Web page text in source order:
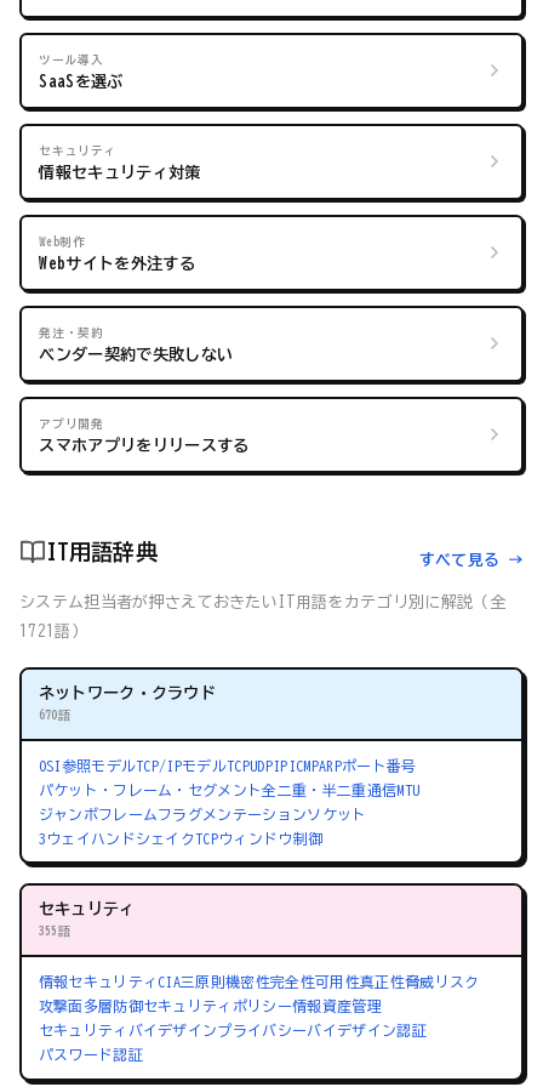
ツール導入
SaaSを選ぶ
セキュリティ
情報セキュリティ対策
Web制作
Webサイトを外注する
発注・契約
ベンダー契約で失敗しない
アプリ開発
スマホアプリをリリースする
IT用語辞典 すべて見る →
システム担当者が押さえておきたいIT用語をカテゴリ別に解説（全
1721語）
ネットワーク・クラウド
670語
OSI参照モデルTCP/IPモデルTCPUDPIPICMPARPポート番号
パケット・フレーム・セグメント全二重・半二重通信MTU
ジャンボフレーム フラグメンテーションソケット
3ウェイハンドシェイクTCPウィンドウ制御
セキュリティ
355語
情報セキュリティ CIA三原則機密性完全性可用性真正性脅威 リスク
攻撃面多層防御セキュリティポリシー情報資産管理
セキュリティバイデザインプライバシーバイデザイン認証
パスワード認証